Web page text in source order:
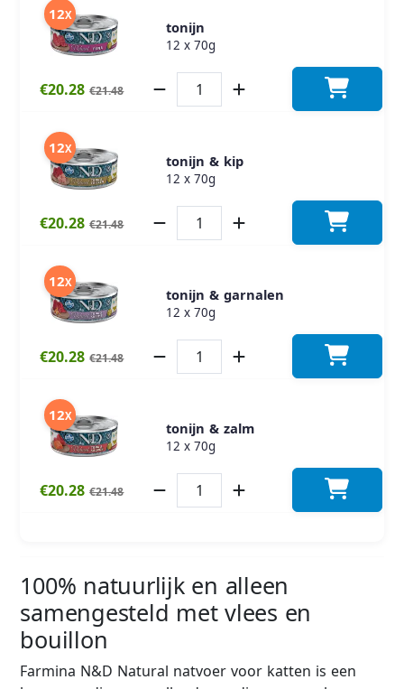
12X
tonijn
12 x 70g
€20.28€21.48
12X
tonijn & kip
12 x 70g
€20.28€21.48
12X
tonijn & garnalen
12 x 70g
€20.28€21.48
12X
tonijn & zalm
12 x 70g
€20.28€21.48
100% natuurlijk en alleen
samengesteld met vlees en
bouillon
Farmina N&D Natural natvoer voor katten is een